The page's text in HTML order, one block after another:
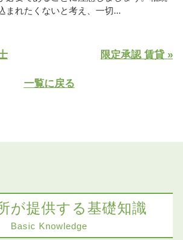
まれたくないと考え、一切...
限定承認 賃貸 »
一覧に戻る
が提供する基礎知識
Basic Knowledge